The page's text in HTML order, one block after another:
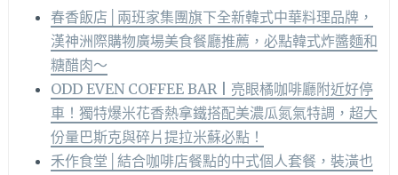
春香飯店│兩班家集團旗下全新韓式中華料理品牌，
漢神洲際購物廣場美食餐廳推薦，必點韓式炸醬麵和
糖醋肉～
ODD EVEN COFFEE BAR | 亮眼橘咖啡廳附近好停
車！獨特爆米花香熱拿鐵搭配美濃瓜氮氣特調，超大
份量巴斯克與碎片提拉米蘇必點！
禾作食堂│結合咖啡店餐點的中式個人套餐，裝潢也